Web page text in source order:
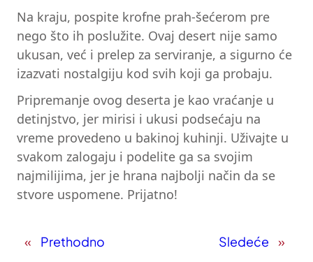
Na kraju, pospite krofne prah-šećerom pre
nego što ih poslužite. Ovaj desert nije samo
ukusan, već i prelep za serviranje, a sigurno će
izazvati nostalgiju kod svih koji ga probaju.
Pripremanje ovog deserta je kao vraćanje u
detinjstvo, jer mirisi i ukusi podsećaju na
vreme provedeno u bakinoj kuhinji. Uživajte u
svakom zalogaju i podelite ga sa svojim
najmilijima, jer je hrana najbolji način da se
stvore uspomene. Prijatno!
« Prethodno Sledeće »